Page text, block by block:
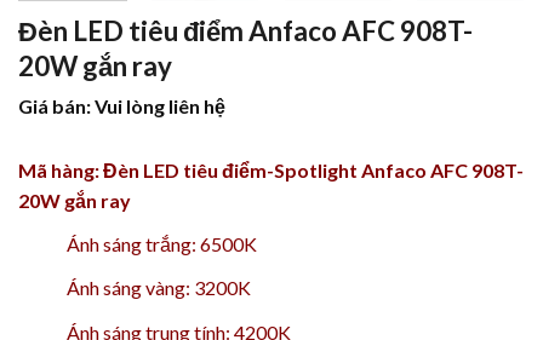
Đèn LED tiêu điểm Anfaco AFC 908T-
20W gắn ray
Giá bán: Vui lòng liên hệ
Mã hàng: Đèn LED tiêu điểm-Spotlight Anfaco AFC 908T-
20W gắn ray
Ánh sáng trắng: 6500K
Ánh sáng vàng: 3200K
Ánh sáng trung tính: 4200K